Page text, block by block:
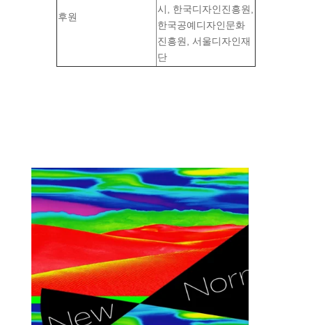
후원
시, 한국디자인진흥원,
한국공예디자인문화
진흥원, 서울디자인재
단